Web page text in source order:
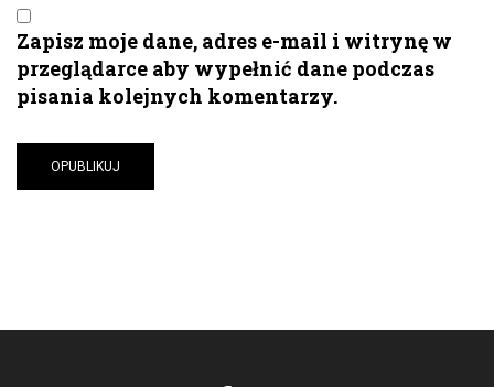
Zapisz moje dane, adres e-mail i witrynę w
przeglądarce aby wypełnić dane podczas
pisania kolejnych komentarzy.